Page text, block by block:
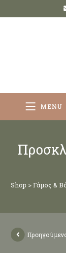
MENU
Shop >Γάμος &